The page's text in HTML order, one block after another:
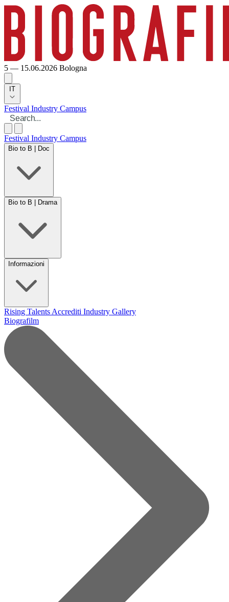
5 — 15.06.2026 Bologna
IT
Festival Industry Campus
Festival Industry Campus
Bio to B | Doc
Bio to B | Drama
Informazioni
Rising Talents Accrediti Industry Gallery
Biografilm